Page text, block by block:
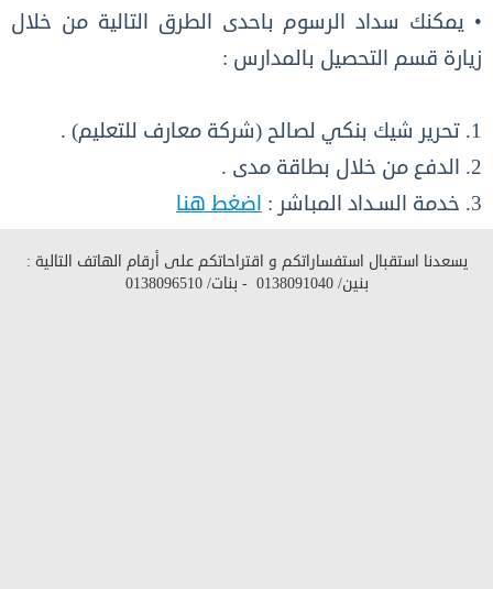
• يمكنك سداد الرسوم باحدى الطرق التالية من خلال
زيارة قسم التحصيل بالمدارس :
1. تحرير شيك بنكي لصالح (شركة معارف للتعليم) .
2. الدفع من خلال بطاقة مدى .
3. خدمة السـداد المباشر :
اضغط هنا
يسعدنا استقبال استفساراتكم و اقتراحاتكم على أرقام الهاتف التالية :
بنين/0138091040 - بنات/0138096510